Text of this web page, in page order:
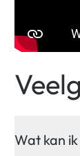
Wat kan